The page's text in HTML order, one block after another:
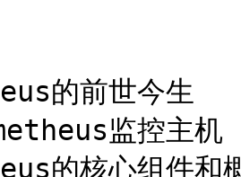
的前世今生
监控主机